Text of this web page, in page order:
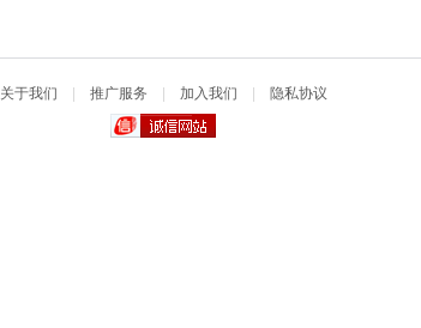
关于我们 推广服务 加入我们 隐私协议